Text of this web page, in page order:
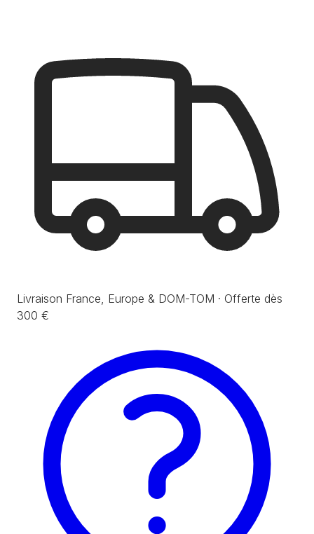
Livraison France, Europe & DOM-TOM · Offerte dès
300 €